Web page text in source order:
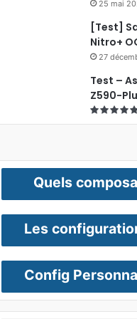
25 mai
[Test]
Nitro+
27
Test –
Z590-
Quels
Les
Config